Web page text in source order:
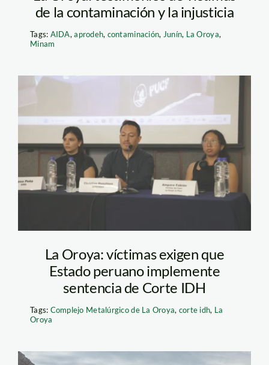
de la contaminación y la injusticia
Tags: AIDA,aprodeh, contaminación, Junín, La Oroya,
Minam
Conferencia de
prensa _ caso La
Oroya
La Oroya: víctimas exigen que
Estado peruano implemente
sentencia de Corte IDH
Tags: Complejo Metalúrgico de La Oroya, corte idh, La
Oroya